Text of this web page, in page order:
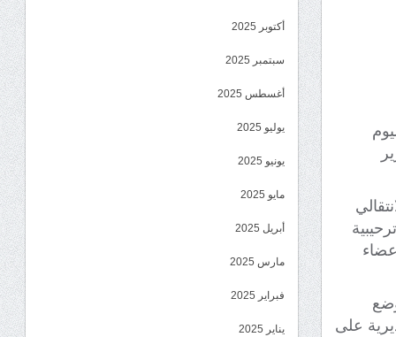
على
أكتوبر 2025
سبتمبر 2025
أغسطس 2025
يوليو 2025
يونيو 2025
مايو 2025
أبريل 2025
مارس 2025
فبراير 2025
يناير 2025